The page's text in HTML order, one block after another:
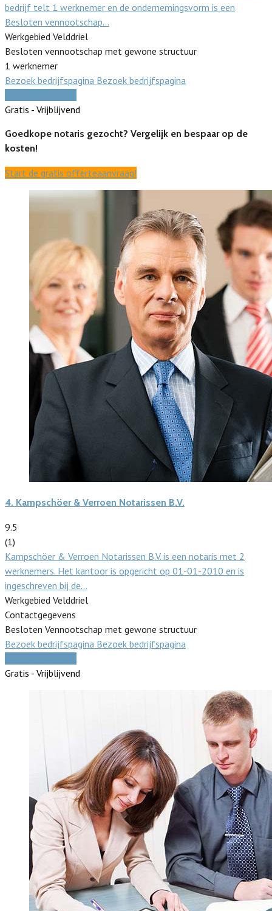
bedrijf telt 1 werknemer en de ondernemingsvorm is een
Besloten vennootschap…
Werkgebied Velddriel
Besloten vennootschap met gewone structuur
1 werknemer
Bezoek bedrijfspagina Bezoek bedrijfspagina
Gratis - Vrijblijvend
Goedkope notaris gezocht? Vergelijk en bespaar op de
kosten!
Start de gratis offerteaanvraag!
4. Kampschöer & Verroen Notarissen B.V.
9.5
(1)
Kampschöer & Verroen Notarissen B.V. is een notaris met 2
werknemers. Het kantoor is opgericht op 01-01-2010 en is
ingeschreven bij de…
Werkgebied Velddriel
Contactgegevens
Besloten Vennootschap met gewone structuur
Bezoek bedrijfspagina Bezoek bedrijfspagina
Gratis - Vrijblijvend